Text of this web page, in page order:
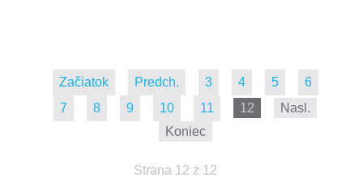
Začiatok Predch. 3 4 5
6
7
8 9 10 11 12
Nasl.
Koniec
Strana 12 z 12